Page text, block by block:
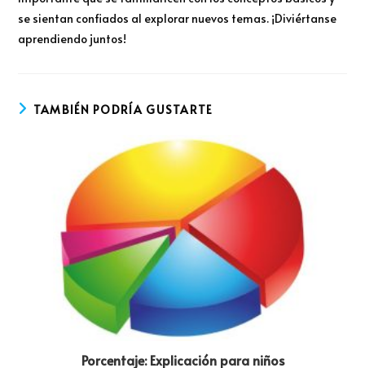
se sientan confiados al explorar nuevos temas. ¡Diviértanse
aprendiendo juntos!
TAMBIÉN PODRÍA GUSTARTE
Porcentaje: Explicación para niños